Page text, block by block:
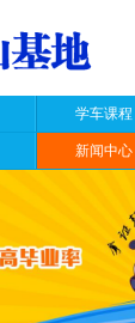
学车课程
新闻中心